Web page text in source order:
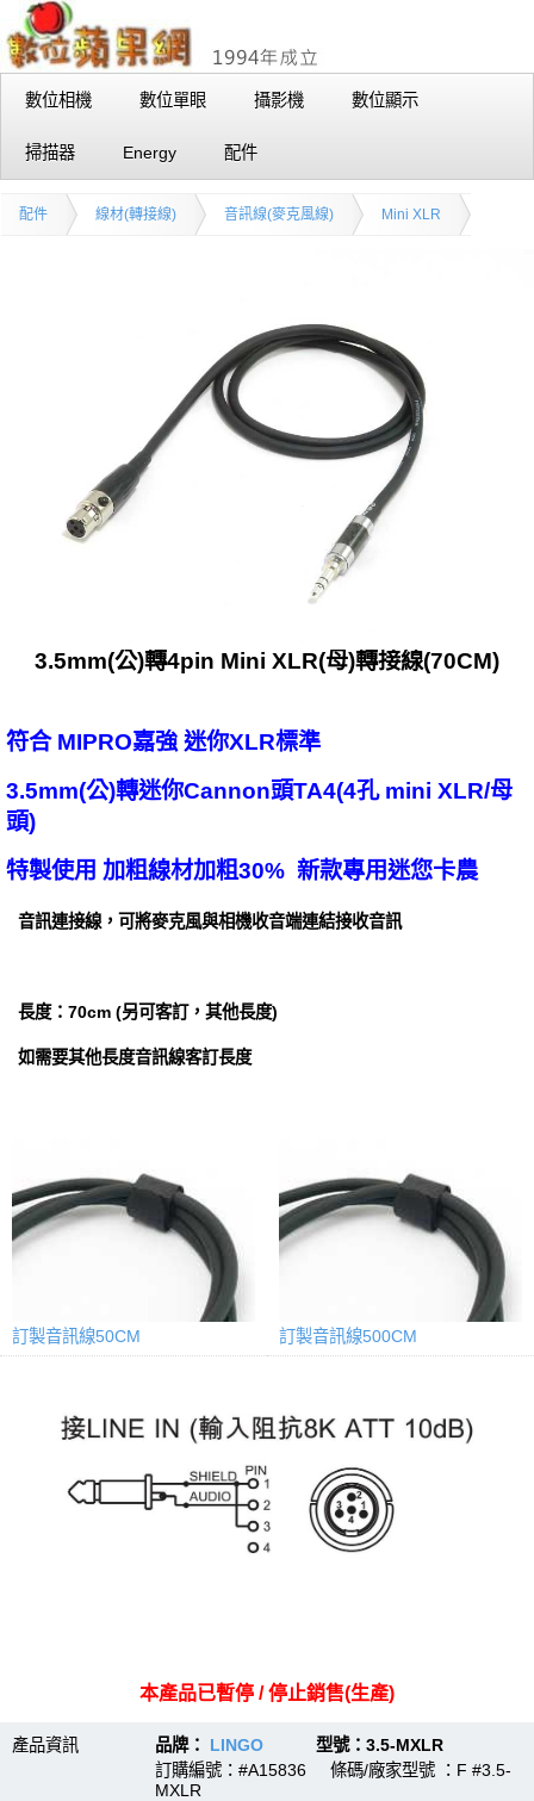
數位相機 數位單眼 攝影機 數位顯示
掃描器 Energy 配件
配件 線材(轉接線) 音訊線(麥克風線) Mini XLR
3.5mm(公)轉4pin Mini XLR(母)轉接線(70CM)
符合 MIPRO嘉強 迷你XLR標準
3.5mm(公)轉迷你Cannon頭TA4(4孔 mini XLR/母
頭)
特製使用 加粗線材加粗30% 新款專用迷您卡農
音訊連接線，可將麥克風與相機收音端連結接收音訊
長度：70cm (另可客訂，其他長度)
如需要其他長度音訊線客訂長度
訂製音訊線50CM 訂製音訊線500CM
本產品已暫停 / 停止銷售(生產)
產品資訊 品牌： LINGO 型號：3.5-MXLR
訂購編號：#A15836 條碼/廠家型號 ：F #3.5-
MXLR